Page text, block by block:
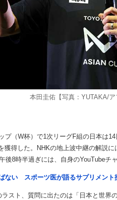
本田圭佑【写真：YUTAKA/ア
（W杯）で1次リーグF組の日本は
獲得した。NHKの地上波中継の解説
後8時半過ぎには、自身のYouTubeチ
ない スポーツ医が語るサプリメン
スト、質問に出たのは「日本と世界